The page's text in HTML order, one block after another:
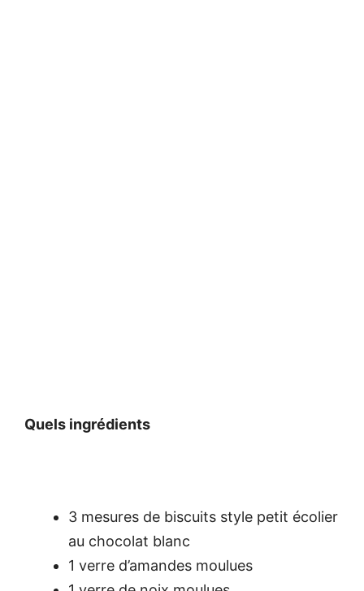
Quels ingrédients
3 mesures de biscuits style petit écolier
au chocolat blanc
1 verre d’amandes moulues